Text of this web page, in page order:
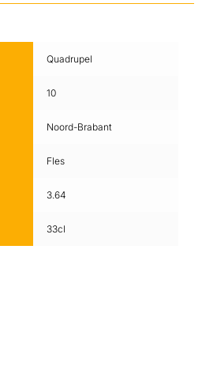
Quadrupel
10
Noord-Brabant
Fles
3.64
33cl